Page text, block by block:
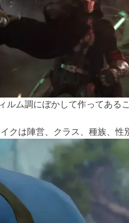
ルム調にぼかして作ってあ
クは陣営、クラス、種族、